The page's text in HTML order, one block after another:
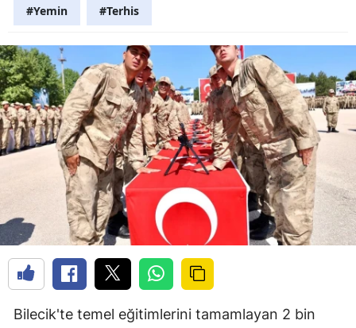
#Yemin #Terhis
Bilecik'te temel eğitimlerini tamamlayan 2 bin